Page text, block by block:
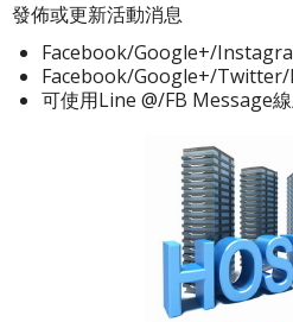
發佈或更新活動消息
Facebook/Google+/
Facebook/Google+/Twitter/
可使用Line @/FB Message